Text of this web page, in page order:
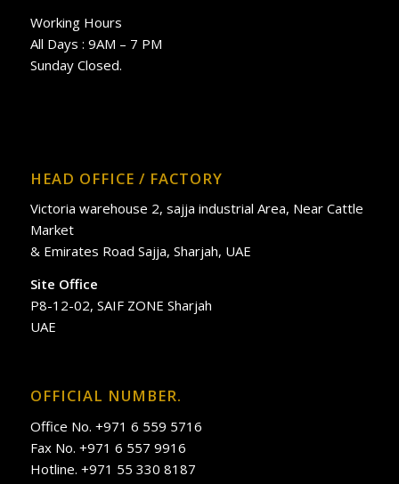
Working Hours
All Days : 9AM – 7 PM
Sunday Closed.
HEAD OFFICE / FACTORY
Victoria warehouse 2, sajja industrial Area, Near Cattle
Market
& Emirates Road Sajja, Sharjah, UAE
Site Office
P8-12-02, SAIF ZONE Sharjah
UAE
OFFICIAL NUMBER.
Office No. +971 6 559 5716
Fax No. +971 6 557 9916
Hotline. +971 55 330 8187